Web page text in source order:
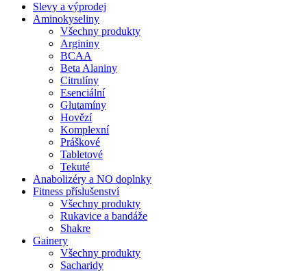
Slevy a výprodej
Aminokyseliny
Všechny produkty
Argininy
BCAA
Beta Alaniny
Citrulíny
Esenciální
Glutamíny
Hovězí
Komplexní
Práškové
Tabletové
Tekuté
Anabolizéry a NO doplnky
Fitness příslušenství
Všechny produkty
Rukavice a bandáže
Shakre
Gainery
Všechny produkty
Sacharidy